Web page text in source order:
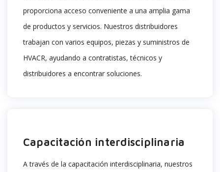
proporciona acceso conveniente a una amplia gama
de productos y servicios. Nuestros distribuidores
trabajan con varios equipos, piezas y suministros de
HVACR, ayudando a contratistas, técnicos y
distribuidores a encontrar soluciones.
Capacitación interdisciplinaria
A través de la capacitación interdisciplinaria, nuestros